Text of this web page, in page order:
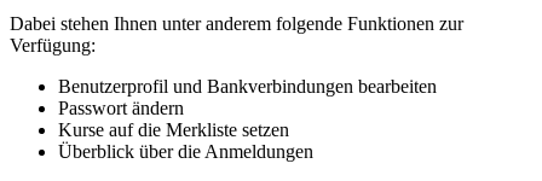
Dabei stehen Ihnen unter anderem folgende Funktionen zur
Verfügung:
Benutzerprofil und Bankverbindungen bearbeiten
Passwort ändern
Kurse auf die Merkliste setzen
Überblick über die Anmeldungen